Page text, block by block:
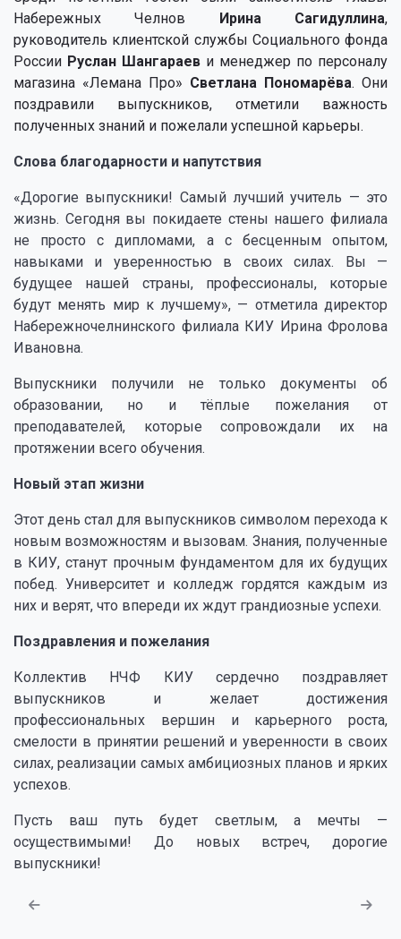
Набережных Челнов Ирина Сагидуллина,
руководитель клиентской службы Социального фонда
России Руслан Шангараев и менеджер по персоналу
магазина «Лемана Про» Светлана Пономарёва. Они
поздравили выпускников, отметили важность
полученных знаний и пожелали успешной карьеры.
Слова благодарности и напутствия
«Дорогие выпускники! Самый лучший учитель — это
жизнь. Сегодня вы покидаете стены нашего филиала
не просто с дипломами, а с бесценным опытом,
навыками и уверенностью в своих силах. Вы —
будущее нашей страны, профессионалы, которые
будут менять мир к лучшему», — отметила директор
Набережночелнинского филиала КИУ Ирина Фролова
Ивановна.
Выпускники получили не только документы об
образовании, но и тёплые пожелания от
преподавателей, которые сопровождали их на
протяжении всего обучения.
Новый этап жизни
Этот день стал для выпускников символом перехода к
новым возможностям и вызовам. Знания, полученные
в КИУ, станут прочным фундаментом для их будущих
побед. Университет и колледж гордятся каждым из
них и верят, что впереди их ждут грандиозные успехи.
Поздравления и пожелания
Коллектив НЧФ КИУ сердечно поздравляет
выпускников и желает достижения
профессиональных вершин и карьерного роста,
смелости в принятии решений и уверенности в своих
силах, реализации самых амбициозных планов и ярких
успехов.
Пусть ваш путь будет светлым, а мечты —
осуществимыми! До новых встреч, дорогие
выпускники!